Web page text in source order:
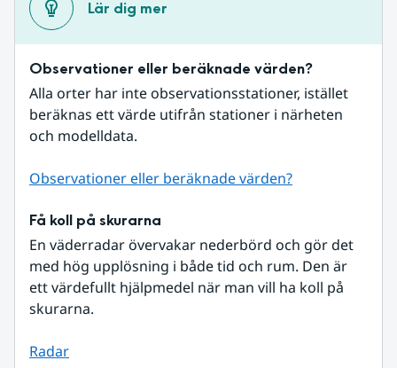
Lär dig mer
Observationer eller beräknade värden?
Alla orter har inte observationsstationer, istället
beräknas ett värde utifrån stationer i närheten
och modelldata.
Observationer eller beräknade värden?
Få koll på skurarna
En väderradar övervakar nederbörd och gör det
med hög upplösning i både tid och rum. Den är
ett värdefullt hjälpmedel när man vill ha koll på
skurarna.
Radar